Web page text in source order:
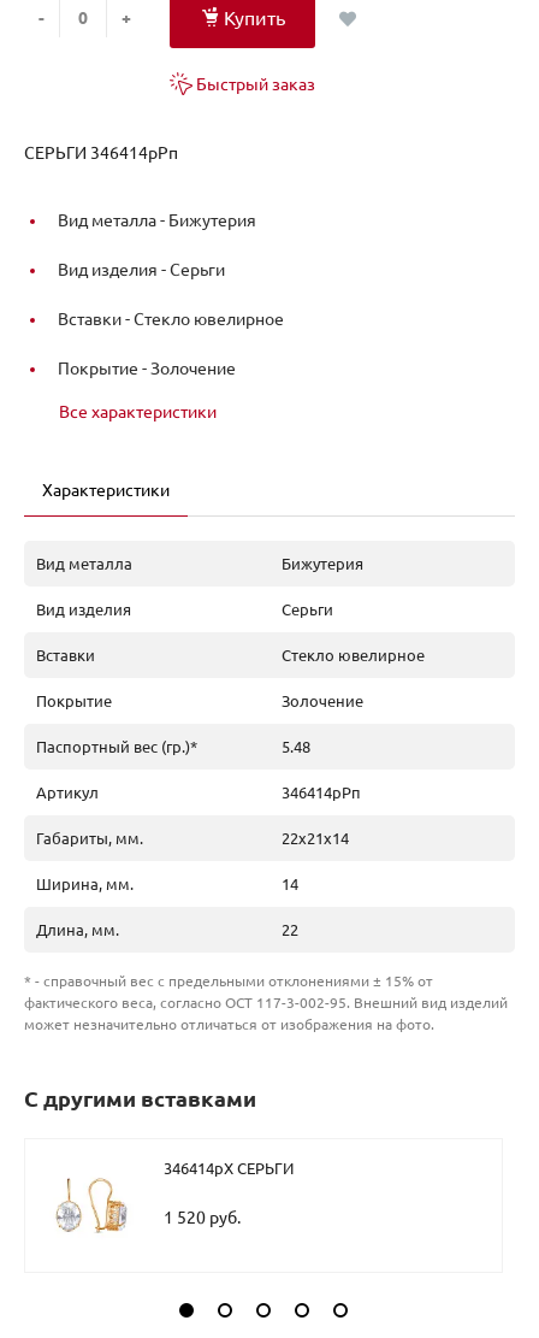
- + Купить
Быстрый заказ
СЕРЬГИ 346414рРп
Вид металла - Бижутерия
Вид изделия -Серьги
Вставки -Стекло ювелирное
Покрытие -Золочение
Все характеристики
Характеристики
Вид металла Бижутерия
Вид изделия Серьги
Вставки Стекло ювелирное
Покрытие Золочение
Паспортный вес (гр.)* 5.48
Артикул 346414рРп
Габариты, мм. 22х21х14
Ширина, мм. 14
Длина, мм. 22
* - справочный вес с предельными отклонениями ± 15% от
фактического веса, согласно ОСТ 117-3-002-95. Внешний вид изделий
может незначительно отличаться от изображения на фото.
С другими вставками
346414рХ СЕРЬГИ
1 520 руб.